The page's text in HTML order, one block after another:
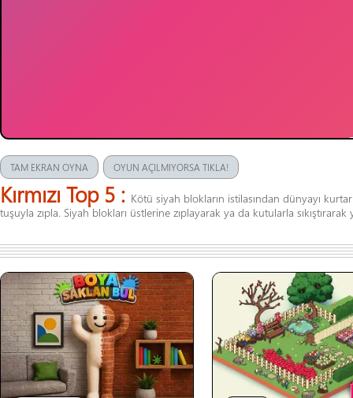
TAM EKRAN OYNA OYUN AÇILMIYORSA TIKLA!
Kırmızı Top 5 : Kötü siyah blokların istilasından dünyayı
tuşuyla zıpla. Siyah blokları üstlerine zıplayarak ya da kutularla